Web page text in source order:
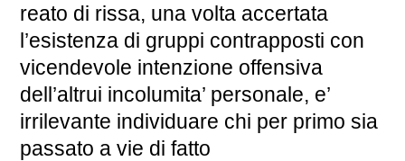
reato di rissa, una volta accertata
l’esistenza di gruppi contrapposti con
vicendevole intenzione offensiva
dell’altrui incolumita’ personale, e’
irrilevante individuare chi per primo sia
passato a vie di fatto